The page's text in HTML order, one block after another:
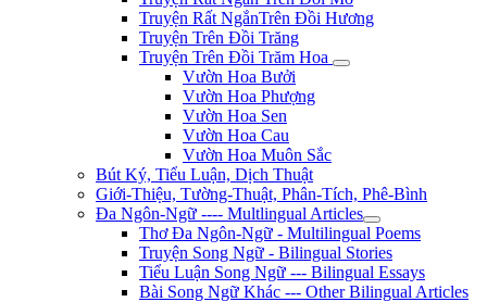
Truyện Rất NgắnTrên Đồi Hương
Truyện Trên Đồi Trăng
Truyện Trên Đồi Trăm Hoa
Vườn Hoa Bưởi
Vườn Hoa Phượng
Vườn Hoa Sen
Vườn Hoa Cau
Vườn Hoa Muôn Sắc
Bút Ký, Tiểu Luận, Dịch Thuật
Giới-Thiệu, Tường-Thuật, Phân-Tích, Phê-Bình
Đa Ngôn-Ngữ ---- Multlingual Articles
Thơ Đa Ngôn-Ngữ - Multilingual Poems
Truyện Song Ngữ - Bilingual Stories
Tiểu Luận Song Ngữ --- Bilingual Essays
Bài Song Ngữ Khác --- Other Bilingual Articles